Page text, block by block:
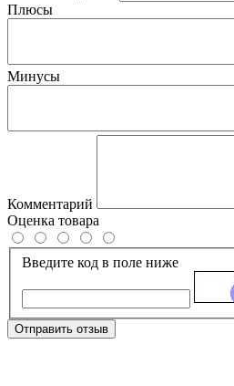
Плюсы
Минусы
Комментарий
Оценка товара
Введите код в поле ниже
Отправить отзыв